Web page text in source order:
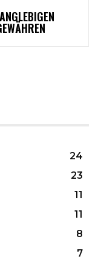
24
23
11
11
8
7